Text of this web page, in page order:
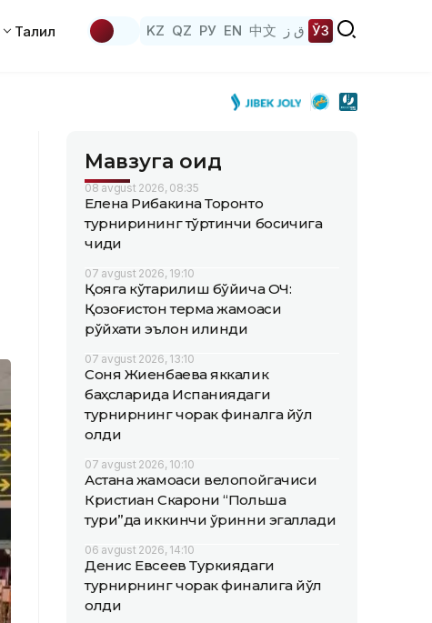
Таҳлил KZ QZ РУ EN 中文 ق ز ЎЗ
Мавзуга оид
08 avgust 2026, 08:35
Елена Рибакина Торонто
турнирининг тўртинчи босқичига
чиқди
07 avgust 2026, 19:10
Қояга кўтарилиш бўйича ОЧ:
Қозоғистон терма жамоаси
рўйхати эълон қилинди
07 avgust 2026, 13:10
Соня Жиенбаева яккалик
баҳсларида Испаниядаги
турнирнинг чорак финалга йўл
олди
07 avgust 2026, 10:10
Астана жамоаси велопойгачиси
Кристиан Скарони “Польша
тури”да иккинчи ўринни эгаллади
06 avgust 2026, 14:10
Денис Евсеев Туркиядаги
турнирнинг чорак финалига йўл
олди